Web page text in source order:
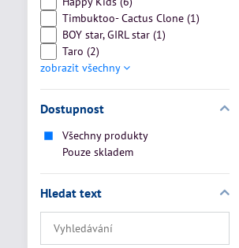
Timbuktoo- Cactus Clone (1)
BOY star, GIRL star (1)
Taro (2)
zobrazit všechny
Dostupnost
Všechny produkty
Pouze skladem
Hledat text
Prohledat
výsledky